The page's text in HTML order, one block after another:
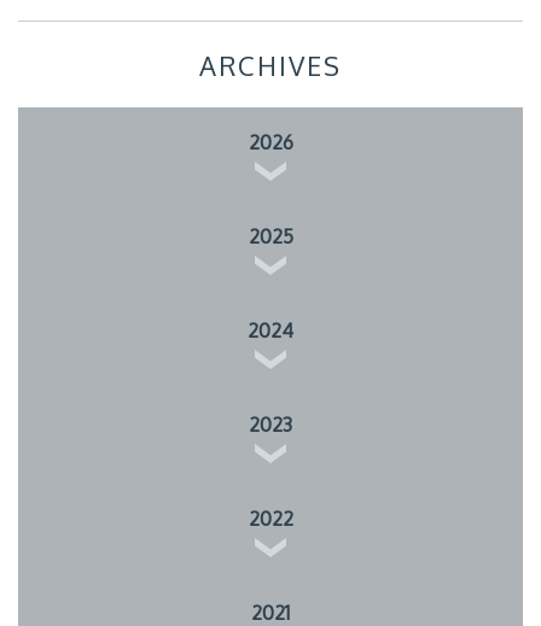
ARCHIVES
2026
2025
2024
2023
2022
2021